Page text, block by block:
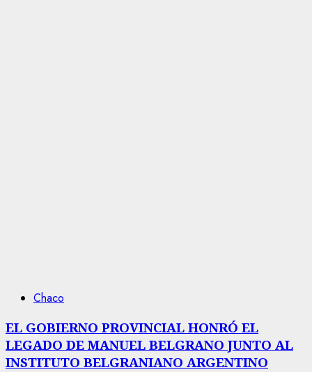
Chaco
EL GOBIERNO PROVINCIAL HONRÓ EL
LEGADO DE MANUEL BELGRANO JUNTO AL
INSTITUTO BELGRANIANO ARGENTINO